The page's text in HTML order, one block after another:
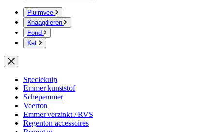
Pluimvee
Knaagdieren
Hond
Kat
Speciekuip
Emmer kunststof
Schepemmer
Voerton
Emmer verzinkt / RVS
Regenton accessoires